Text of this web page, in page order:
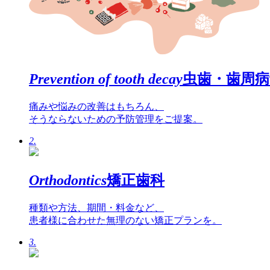
Prevention of tooth decay虫歯・歯周
痛みや悩みの改善はもちろん、
そうならないための予防管理をご提案。
2.
Orthodontics矯正歯科
種類や方法、期間・料金など、
患者様に合わせた無理のない矯正プランを。
3.